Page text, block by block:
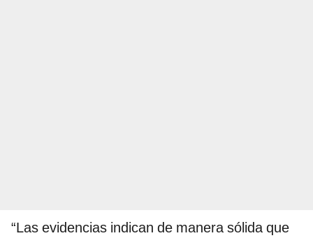
“Las evidencias indican de manera sólida que